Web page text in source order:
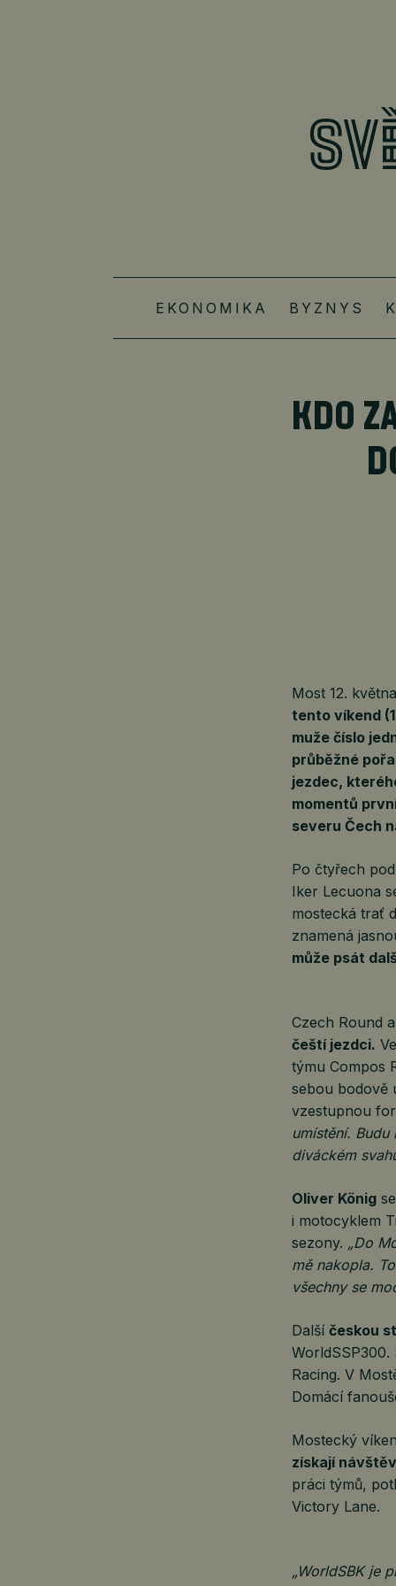
EKONOMIKA BYZNYS
KDO
Most 12.
tento víkend
muže číslo
průběžné
jezdec,
momentů
severu Čech
Po čtyřech
Iker Lecuona
mostecká trať
znamená
může psát
Czech Round
čeští jezdci.
týmu Compos
sebou bodově
vzestupnou
umístění.
diváckém
Oliver König
i motocyklem
sezony. „Do
mě nakopla.
všechny se
Další českou
Racing. V
Domácí
Mostecký
získají
práci týmů,
Victory Lane.
„WorldSBK je